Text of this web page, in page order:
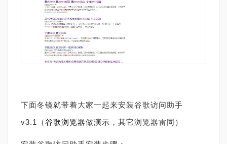
下面冬镜就带着大家一起来安装谷歌访问助手
v3.1（谷歌浏览器做演示，其它浏览器雷同）